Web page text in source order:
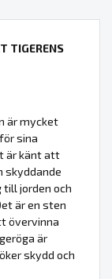
TIGERENS
är mycket
sina
är känt att
skyddande
jorden och
är en sten
övervinna
är
skydd och